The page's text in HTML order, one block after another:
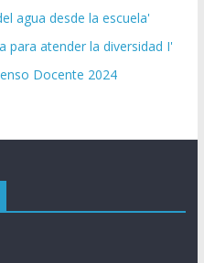
agua desde la escuela'
para atender la diversidad I'
Docente 2024